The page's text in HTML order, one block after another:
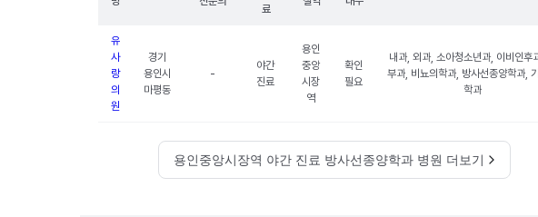
료
유
사
랑
의
원
경기
용인시
마평동
-
야간
진료
용인
중앙
시장
역
확인
필요
내과, 외과, 소아청소년과, 이비인후
부과, 비뇨의학과, 방사선종양학과,
학과
용인중앙시장역 야간 진료 방사선종양학과 병원 더보기